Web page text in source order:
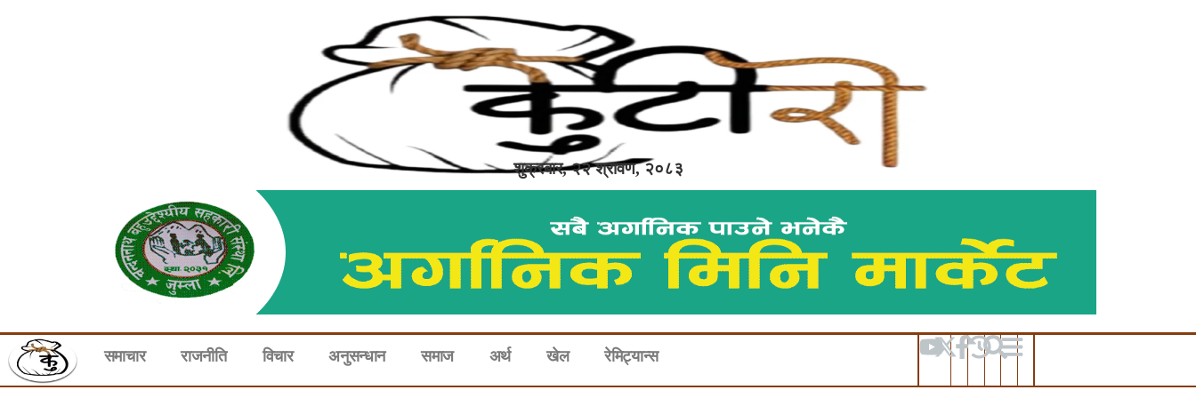
शुक्रबार, २२ श्रावण, २०८३
समाचार राजनीति विचार अनुसन्धान समाज अर्थ खेल रेमिट्यान्स